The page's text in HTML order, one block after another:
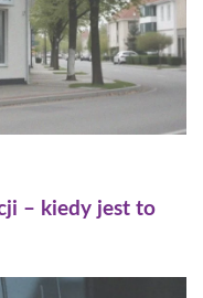
– kiedy jest to